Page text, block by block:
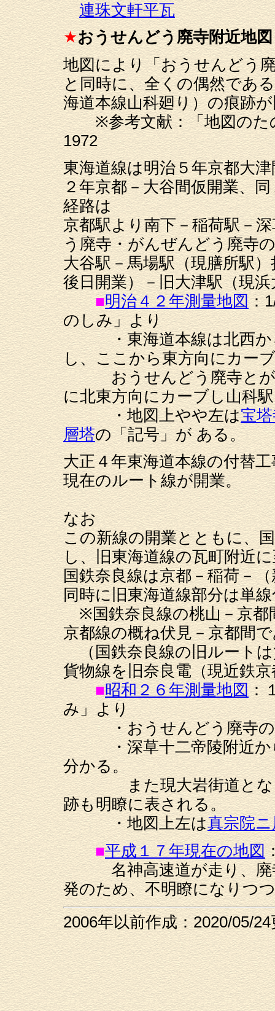
連珠文軒平瓦
★おうせんどう廃寺附近地
地図により「おうせんどう
と同時に、全くの偶然であ
海道本線山科廻り）の痕跡
※参考文献：「地図のたの
1972
東海道線は明治５年京都大
２年京都－大谷間仮開業、
経路は
京都駅より南下－稲荷駅－
う廃寺・がんぜんどう廃寺
大谷駅－馬場駅（現膳所駅
後日開業）－旧大津駅（現
■明治４２年測量地図：
のしみ」より
・東海道本線は北西から
し、ここから東方向にカー
おうせんどう廃寺とがん
に北東方向にカーブし山科
・地図上やや左は宝
層塔の「記号」が あ
大正４年東海道本線の付替
現在のルート線が開業。
なお
この新線の開業とともに、
し、旧東海道線の瓦町附近
国鉄奈良線は京都－稲荷－
同時に旧東海道線部分は単
※国鉄奈良線の桃山－京都
京都線の概ね伏見－京都間
（国鉄奈良線の旧ルートは
貨物線を旧奈良電（現近鉄
■昭和２６年測量地図：
み」より
・おうせんどう廃寺の背
・深草十二帝陵附近から
分かる。
また現大岩街道となっ
跡も明瞭に表される。
・地図上左は真宗院
■平成１７年現在の地図
名神高速道が走り、廃寺
発のため、不明瞭になりつ
2006年以前作成：2020/05/